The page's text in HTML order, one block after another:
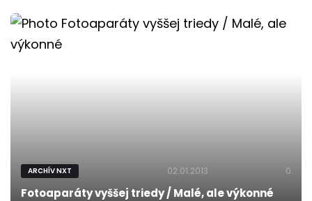
ARCHÍV NXT 02.01.2013 0
Fotoaparáty vyššej triedy / Malé, ale výkonné